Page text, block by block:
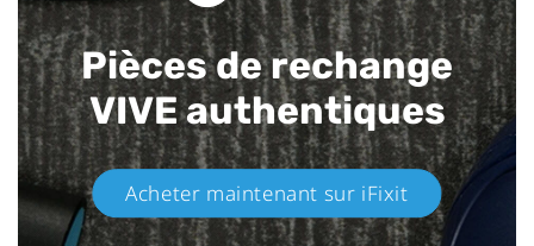
Pièces de rechange
VIVE authentiques​
Acheter maintenant sur iFixit​